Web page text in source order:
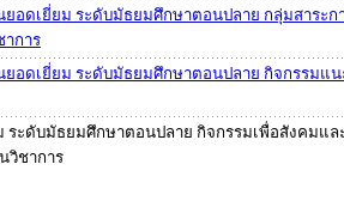
ยอดเยี่ยม ระดับมัธยมศึกษาตอนปลาย กลุ่มสาระก
าการ
ยอดเยี่ยม ระดับมัธยมศึกษาตอนปลาย กิจกรรมแ
ระดับมัธยมศึกษาตอนปลาย กิจกรรมเพื่อสังคมแล
วิชาการ